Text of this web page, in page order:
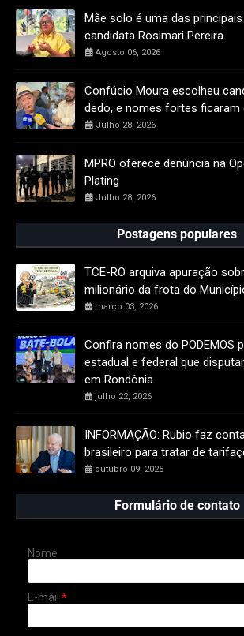
Mãe solo é uma das
candidata Rosimari Pereira
Agosto 06, 2026
Confúcio Moura escolheu
dedo, e nomes fortes ficaram
Julho 28, 2026
MPRO oferece denúncia na
Plating
Julho 28, 2026
Postagens populares
TCE-RO arquiva apuração
milionário da frota do
março 03, 2026
Confira nomes do PODEMOS
estadual e federal que
em Rondônia
julho 22, 2026
INFORMAÇÃO: Rubio faz
brasileiro para tratar de
outubro 09, 2025
Formulário de contato
Nome
E-mail *